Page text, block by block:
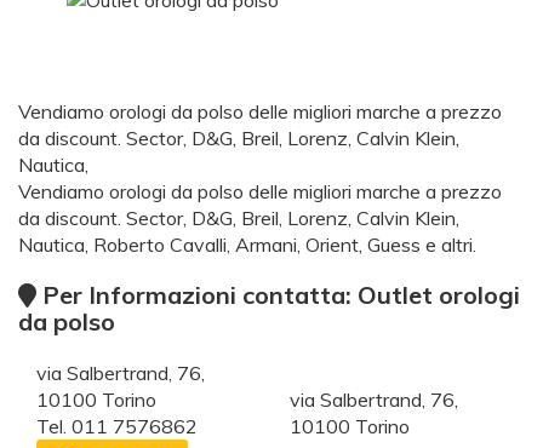
Vendiamo orologi da polso delle migliori marche a prezzo
da discount. Sector, D&G, Breil, Lorenz, Calvin Klein,
Nautica,
Vendiamo orologi da polso delle migliori marche a prezzo
da discount. Sector, D&G, Breil, Lorenz, Calvin Klein,
Nautica, Roberto Cavalli, Armani, Orient, Guess e altri.
Per Informazioni contatta: Outlet orologi
da polso
via Salbertrand, 76,
10100 Torino
Tel. 011 7576862
via Salbertrand, 76,
10100 Torino